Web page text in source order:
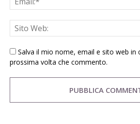
Salva il mio nome, email e sito web in
prossima volta che commento.